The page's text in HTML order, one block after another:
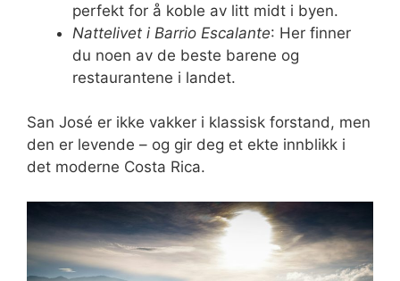
perfekt for å koble av litt midt i byen.
Nattelivet i Barrio Escalante: Her finner
du noen av de beste barene og
restaurantene i landet.
San José er ikke vakker i klassisk forstand, men
den er levende – og gir deg et ekte innblikk i
det moderne Costa Rica.